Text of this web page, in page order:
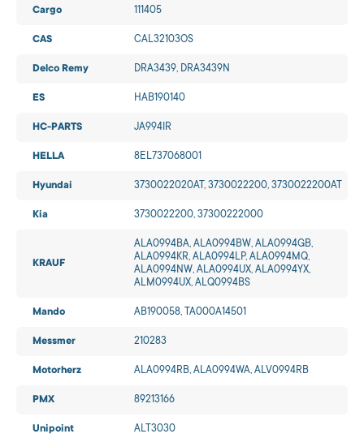
Cargo 111405
CAS CAL32103OS
Delco Remy DRA3439, DRA3439N
ES HAB190140
HC-PARTS JA994IR
HELLA 8EL737068001
Hyundai 3730022020AT, 3730022200, 3730022200AT
Kia 3730022200, 37300222000
KRAUF
ALA0994BA, ALA0994BW, ALA0994GB,
ALA0994KR, ALA0994LP, ALA0994MQ,
ALA0994NW, ALA0994UX, ALA0994YX,
ALM0994UX, ALQ0994BS
Mando AB190058, TA000A14501
Messmer 210283
Motorherz ALA0994RB, ALA0994WA, ALV0994RB
PMX 89213166
Unipoint ALT3030